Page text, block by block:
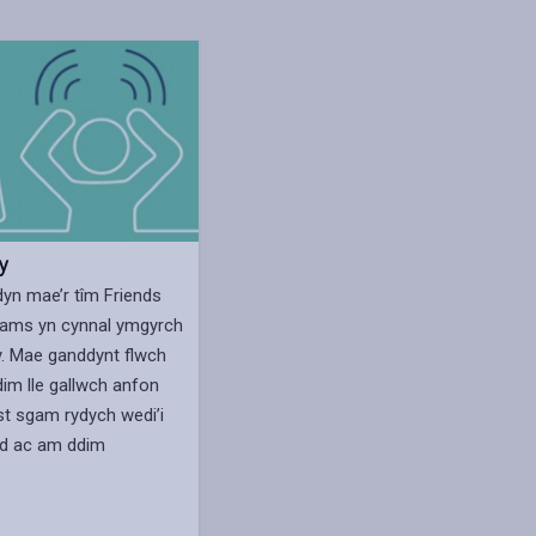
mae’r tîm Friends
yn cynnal ymgyrch
Mae ganddynt flwch
lle gallwch anfon
sgam rydych wedi’i
ac am ddim